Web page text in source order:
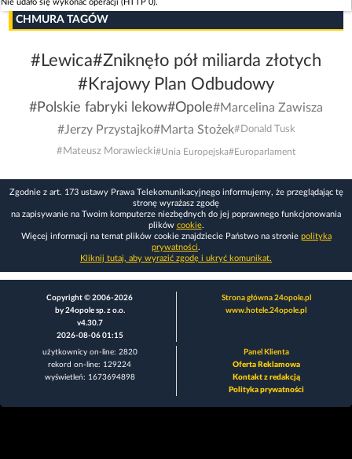
Nie udało się wykonać operacji (HTTP 0).
CHMURA TAGÓW
#Lewica#Zniknęło pół miliarda złotych
#Krajowy Plan Odbudowy
#Polskie fabryki lekow#Opole#Marcelina Zawisza
#Jerzy Przystajko#Marta Stożek#Donald Tusk
#Mateusz Morawiecki#Unia Europejska#Europarlament
Zgodnie z art. 173 ustawy Prawa Telekomunikacyjnego informujemy, że przeglądając tę
stronę wyrażasz zgodę
na zapisywanie na Twoim komputerze niezbędnych do jej poprawnego funkcjonowania
plików cookie.
Więcej informacji na temat plików cookie znajdziecie Państwo na stronie polityka
prywatności.
Kliknij tutaj, aby wyrazić zgodę i ukryć komunikat.
Copyright © 2006-2026
by 24opole sp. z o.o.
v4.30.7
2026-08-06 01:15
Strona główna 24opole.pl
www.hotele.24opole.pl
użytkownicy on-line: 2820
rekord on-line: 129224
wyświetleń: 1673694898
Panel Klienta
Oferta Reklamowa
Kontakt z redakcją
Polityka prywatności